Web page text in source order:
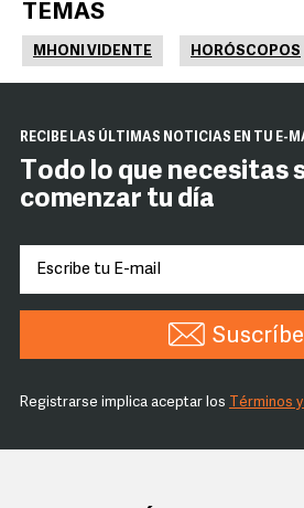
TEMAS
MHONI VIDENTE HORÓSCOPOS
RECIBE LAS ÚLTIMAS NOTICIAS EN TU E-
Todo lo que necesitas
comenzar tu día
Registrarse implica aceptar los Términos